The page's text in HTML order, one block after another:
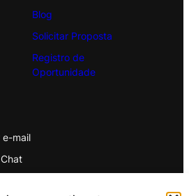
Blog
Solicitar Proposta
Registro de
Oportunidade
e-mail